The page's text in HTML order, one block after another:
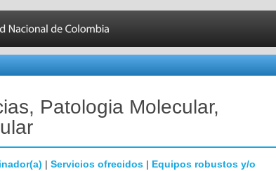
Patologia Molecular,
| Servicios ofrecidos | Equipos robustos y/o